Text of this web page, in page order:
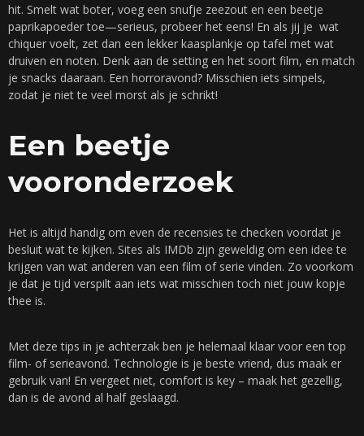
hit. Smelt wat boter, voeg een snufje zeezout en een beetje
paprikapoeder toe—serieus, probeer het eens! En als jij je wat
chiquer voelt, zet dan een lekker kaasplankje op tafel met wat
druiven en noten. Denk aan de setting en het soort film, en match
je snacks daaraan. Een horroravond? Misschien iets simpels,
zodat je niet te veel morst als je schrikt!
Een beetje
vooronderzoek
Het is altijd handig om even de recensies te checken voordat je
besluit wat te kijken. Sites als IMDb zijn geweldig om een idee te
krijgen van wat anderen van een film of serie vinden. Zo voorkom
je dat je tijd verspilt aan iets wat misschien toch niet jouw kopje
thee is.
Met deze tips in je achterzak ben je helemaal klaar voor een top
film- of serieavond. Technologie is je beste vriend, dus maak er
gebruik van! En vergeet niet, comfort is key – maak het gezellig,
dan is de avond al half geslaagd.